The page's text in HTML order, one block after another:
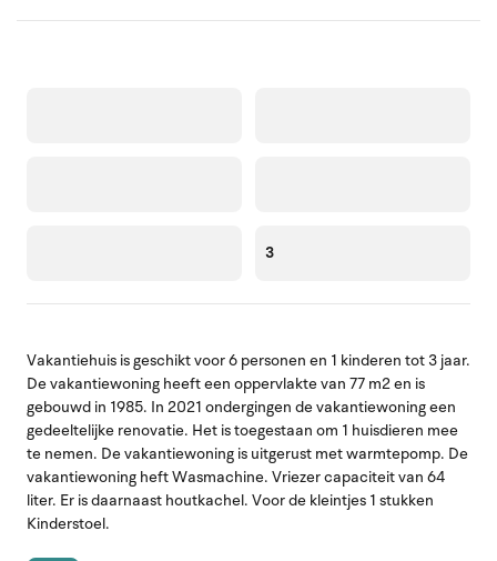
3
Vakantiehuis is geschikt voor 6 personen en 1 kinderen tot 3 jaar.
De vakantiewoning heeft een oppervlakte van 77 m2 en is
gebouwd in 1985. In 2021 ondergingen de vakantiewoning een
gedeeltelijke renovatie. Het is toegestaan om 1 huisdieren mee
te nemen. De vakantiewoning is uitgerust met warmtepomp. De
vakantiewoning heft Wasmachine. Vriezer capaciteit van 64
liter. Er is daarnaast houtkachel. Voor de kleintjes 1 stukken
Kinderstoel.